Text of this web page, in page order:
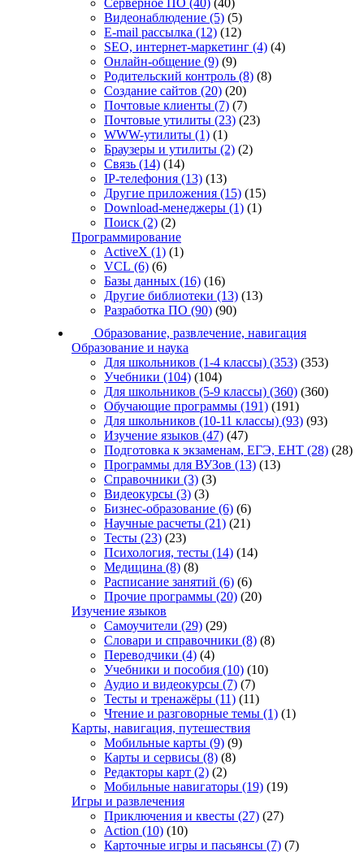
Серверное ПО (40) (40)
Видеонаблюдение (5) (5)
E-mail рассылка (12) (12)
SEO, интернет-маркетинг (4) (4)
Онлайн-общение (9) (9)
Родительский контроль (8) (8)
Создание сайтов (20) (20)
Почтовые клиенты (7) (7)
Почтовые утилиты (23) (23)
WWW-утилиты (1) (1)
Браузеры и утилиты (2) (2)
Связь (14) (14)
IP-телефония (13) (13)
Другие приложения (15) (15)
Download-менеджеры (1) (1)
Поиск (2) (2)
Программирование
ActiveX (1) (1)
VCL (6) (6)
Базы данных (16) (16)
Другие библиотеки (13) (13)
Разработка ПО (90) (90)
Образование, развлечение, навигация
Образование и наука
Для школьников (1-4 классы) (353) (353)
Учебники (104) (104)
Для школьников (5-9 классы) (360) (360)
Обучающие программы (191) (191)
Для школьников (10-11 классы) (93) (93)
Изучение языков (47) (47)
Подготовка к экзаменам, ЕГЭ, ЕНТ (28) (28)
Программы для ВУЗов (13) (13)
Справочники (3) (3)
Видеокурсы (3) (3)
Бизнес-образование (6) (6)
Научные расчеты (21) (21)
Тесты (23) (23)
Психология, тесты (14) (14)
Медицина (8) (8)
Расписание занятий (6) (6)
Прочие программы (20) (20)
Изучение языков
Самоучители (29) (29)
Словари и справочники (8) (8)
Переводчики (4) (4)
Учебники и пособия (10) (10)
Аудио и видеокурсы (7) (7)
Тесты и тренажёры (11) (11)
Чтение и разговорные темы (1) (1)
Карты, навигация, путешествия
Мобильные карты (9) (9)
Карты и сервисы (8) (8)
Редакторы карт (2) (2)
Мобильные навигаторы (19) (19)
Игры и развлечения
Приключения и квесты (27) (27)
Action (10) (10)
Карточные игры и пасьянсы (7) (7)